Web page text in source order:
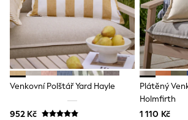
Red
All Branded Schoolwear
adidas
Nike
Hype
Clarks
Start Rite
Smiggle
Eastpak
All Accessories
Venkovní Polštář Yard Hayle
952 Kč
Plátěný
Holmfirth
1 110 Kč